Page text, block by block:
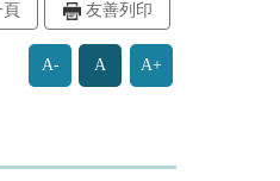
友善列印
A- A A+